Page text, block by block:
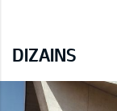
DIZAINS